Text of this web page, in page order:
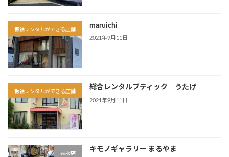
振袖レンタルができる店舗
maruichi
2021年9月11日
振袖レンタルができる店舗
総合レンタルブティック うたげ
2021年9月11日
呉服店
キモノギャラリー まるやま